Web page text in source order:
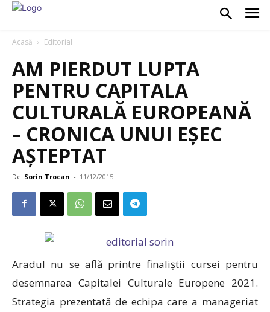
Acasă Editorial
AM PIERDUT LUPTA
PENTRU CAPITALA
CULTURALĂ EUROPEANĂ
– CRONICA UNUI EȘEC
AȘTEPTAT
De Sorin Trocan - 11/12/2015
Aradul nu se află printre finaliștii cursei pentru
desemnarea Capitalei Culturale Europene 2021.
Strategia prezentată de echipa care a manageriat